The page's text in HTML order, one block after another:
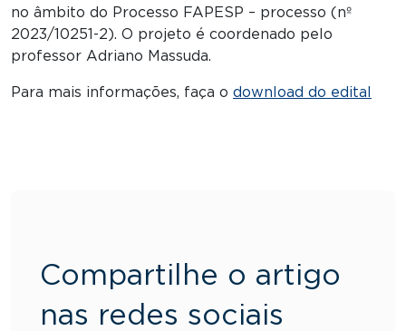
no âmbito do Processo FAPESP – processo (nº
2023/10251-2). O projeto é coordenado pelo
professor Adriano Massuda.
Para mais informações, faça o download do edital
Compartilhe o artigo
nas redes sociais